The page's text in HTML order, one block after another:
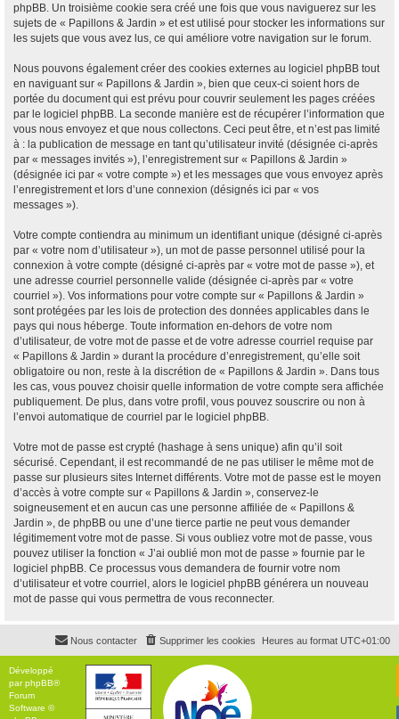
phpBB. Un troisième cookie sera créé une fois que vous naviguerez sur les
sujets de « Papillons & Jardin » et est utilisé pour stocker les informations sur
les sujets que vous avez lus, ce qui améliore votre navigation sur le forum.
Nous pouvons également créer des cookies externes au logiciel phpBB tout
en naviguant sur « Papillons & Jardin », bien que ceux-ci soient hors de
portée du document qui est prévu pour couvrir seulement les pages créées
par le logiciel phpBB. La seconde manière est de récupérer l’information que
vous nous envoyez et que nous collectons. Ceci peut être, et n’est pas limité
à : la publication de message en tant qu’utilisateur invité (désignée ci-après
par « messages invités »), l’enregistrement sur « Papillons & Jardin »
(désignée ici par « votre compte ») et les messages que vous envoyez après
l’enregistrement et lors d’une connexion (désignés ici par « vos
messages »).
Votre compte contiendra au minimum un identifiant unique (désigné ci-après
par « votre nom d’utilisateur »), un mot de passe personnel utilisé pour la
connexion à votre compte (désigné ci-après par « votre mot de passe »), et
une adresse courriel personnelle valide (désignée ci-après par « votre
courriel »). Vos informations pour votre compte sur « Papillons & Jardin »
sont protégées par les lois de protection des données applicables dans le
pays qui nous héberge. Toute information en-dehors de votre nom
d’utilisateur, de votre mot de passe et de votre adresse courriel requise par
« Papillons & Jardin » durant la procédure d’enregistrement, qu’elle soit
obligatoire ou non, reste à la discrétion de « Papillons & Jardin ». Dans tous
les cas, vous pouvez choisir quelle information de votre compte sera affichée
publiquement. De plus, dans votre profil, vous pouvez souscrire ou non à
l’envoi automatique de courriel par le logiciel phpBB.
Votre mot de passe est crypté (hashage à sens unique) afin qu’il soit
sécurisé. Cependant, il est recommandé de ne pas utiliser le même mot de
passe sur plusieurs sites Internet différents. Votre mot de passe est le moyen
d’accès à votre compte sur « Papillons & Jardin », conservez-le
soigneusement et en aucun cas une personne affiliée de « Papillons &
Jardin », de phpBB ou une d’une tierce partie ne peut vous demander
légitimement votre mot de passe. Si vous oubliez votre mot de passe, vous
pouvez utiliser la fonction « J’ai oublié mon mot de passe » fournie par le
logiciel phpBB. Ce processus vous demandera de fournir votre nom
d’utilisateur et votre courriel, alors le logiciel phpBB générera un nouveau
mot de passe qui vous permettra de vous reconnecter.
Heures au format UTC+01:00
Supprimer les cookies
Nous contacter
Développé
parphpBB®
Forum
Software ©